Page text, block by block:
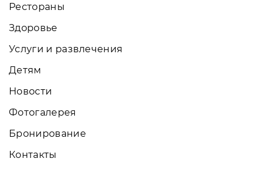
Рестораны
Здоровье
Услуги и развлечения
Детям
Новости
Фотогалерея
Бронирование
Контакты